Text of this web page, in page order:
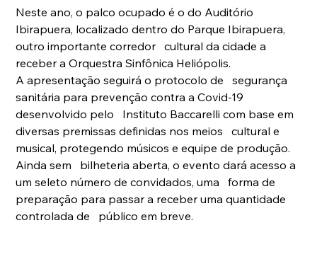
Neste ano, o palco ocupado é o do Auditório
Ibirapuera, localizado dentro do Parque Ibirapuera,
outro importante corredor   cultural da cidade a
receber a Orquestra Sinfônica Heliópolis.
A apresentação seguirá o protocolo de   segurança
sanitária para prevenção contra a Covid-19
desenvolvido pelo   Instituto Baccarelli com base em
diversas premissas definidas nos meios   cultural e
musical, protegendo músicos e equipe de produção.
Ainda sem   bilheteria aberta, o evento dará acesso a
um seleto número de convidados, uma   forma de
preparação para passar a receber uma quantidade
controlada de   público em breve.